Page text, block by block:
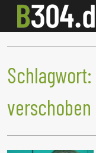
Schlagwort:
verschoben